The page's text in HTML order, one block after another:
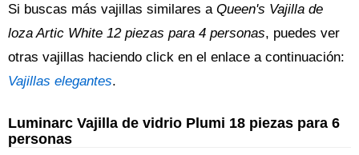
Si buscas más vajillas similares a Queen's Vajilla de
loza Artic White 12 piezas para 4 personas, puedes ver
otras vajillas haciendo click en el enlace a continuación:
Vajillas elegantes.
Luminarc Vajilla de vidrio Plumi 18 piezas para 6
personas